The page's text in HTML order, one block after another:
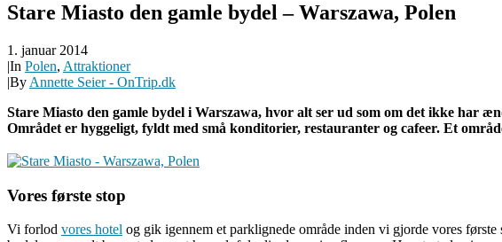
Stare Miasto den gamle bydel – Warszawa, Polen
1. januar 2014
|In Polen, Attraktioner
|By Annette Seier - OnTrip.dk
Stare Miasto den gamle bydel i Warszawa, hvor alt ser ud som om det ikke har
Området er hyggeligt, fyldt med små konditorier, restauranter og cafeer. Et
Vores første stop
Vi forlod vores hotel og gik igennem et parklignede område inden vi gjorde vores